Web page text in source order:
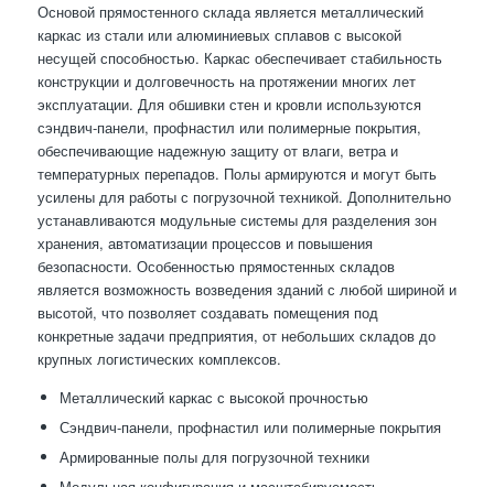
Основой прямостенного склада является металлический
каркас из стали или алюминиевых сплавов с высокой
несущей способностью. Каркас обеспечивает стабильность
конструкции и долговечность на протяжении многих лет
эксплуатации. Для обшивки стен и кровли используются
сэндвич-панели, профнастил или полимерные покрытия,
обеспечивающие надежную защиту от влаги, ветра и
температурных перепадов. Полы армируются и могут быть
усилены для работы с погрузочной техникой. Дополнительно
устанавливаются модульные системы для разделения зон
хранения, автоматизации процессов и повышения
безопасности. Особенностью прямостенных складов
является возможность возведения зданий с любой шириной и
высотой, что позволяет создавать помещения под
конкретные задачи предприятия, от небольших складов до
крупных логистических комплексов.
Металлический каркас с высокой прочностью
Сэндвич-панели, профнастил или полимерные покрытия
Армированные полы для погрузочной техники